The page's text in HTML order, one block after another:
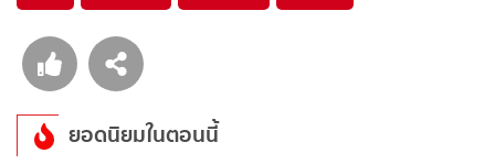
ยอดนิยมในตอนนี้